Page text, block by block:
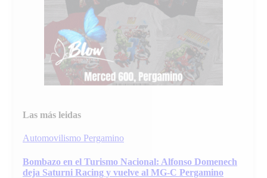
Las más leidas
Automovilismo Pergamino
Bombazo en el Turismo Nacional: Alfonso Domenech
deja Saturni Racing y vuelve al MG-C Pergamino